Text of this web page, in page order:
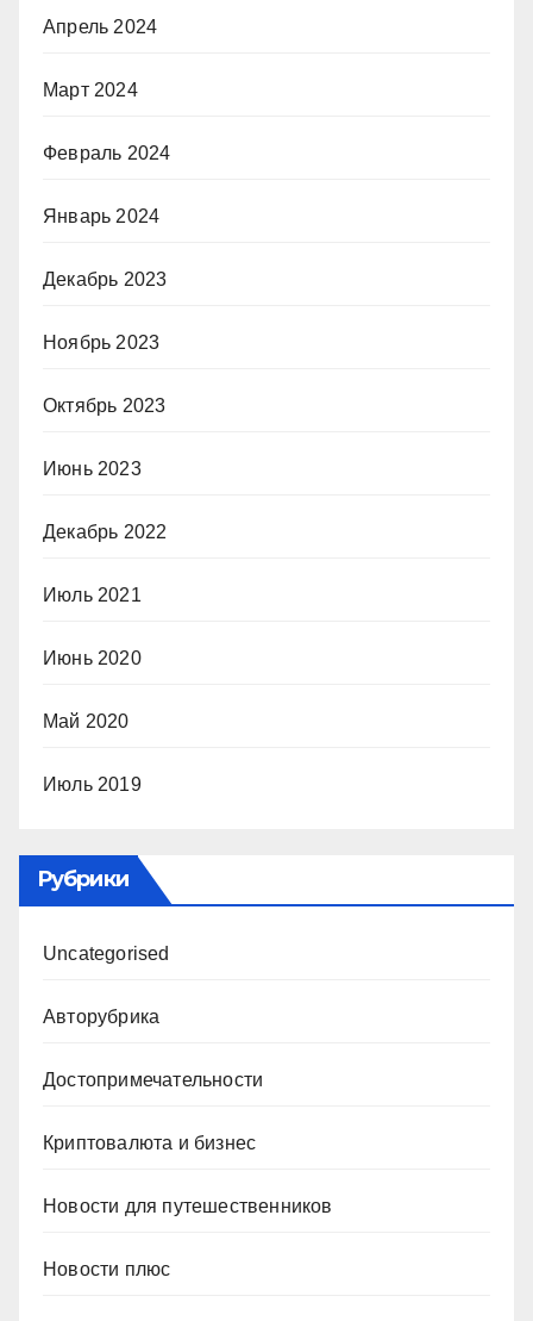
Апрель 2024
Март 2024
Февраль 2024
Январь 2024
Декабрь 2023
Ноябрь 2023
Октябрь 2023
Июнь 2023
Декабрь 2022
Июль 2021
Июнь 2020
Май 2020
Июль 2019
Рубрики
Uncategorised
Авторубрика
Достопримечательности
Криптовалюта и бизнес
Новости для путешественников
Новости плюс